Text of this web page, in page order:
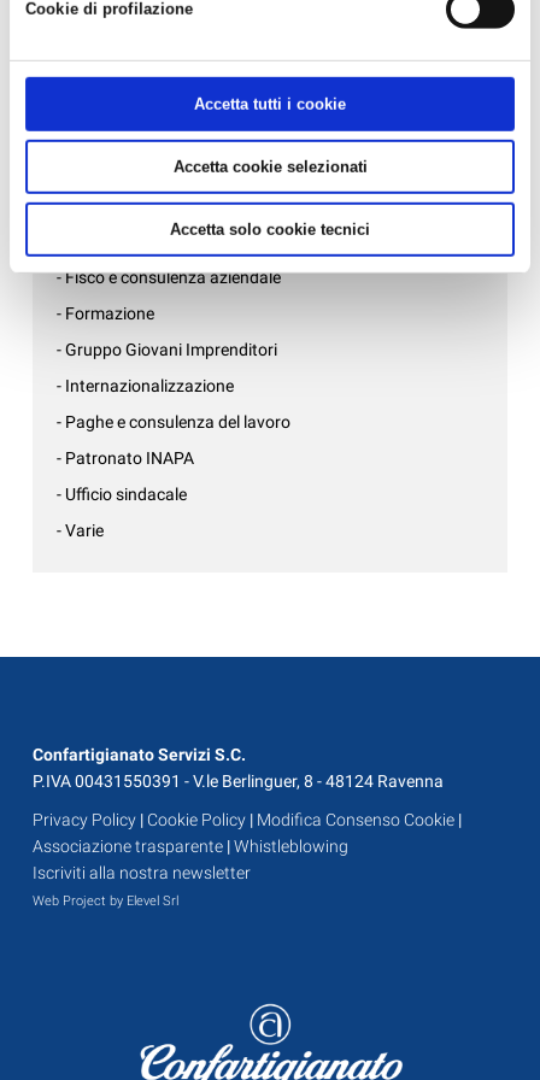
Cookie di profilazione
Accetta tutti i cookie
Accetta cookie selezionati
Accetta solo cookie tecnici
News per settore
- Affari generali e inizio attività
- Ambiente, sicurezza e qualità
- Associazioni di mestiere
- Confartigianato Donne Impresa
- Credito, bandi e incentivi
- Fisco e consulenza aziendale
- Formazione
- Gruppo Giovani Imprenditori
- Internazionalizzazione
- Paghe e consulenza del lavoro
- Patronato INAPA
- Ufficio sindacale
- Varie
Confartigianato Servizi S.C.
P.IVA 00431550391 - V.le Berlinguer, 8 - 48124 Ravenna
Privacy Policy |Cookie Policy | Modifica Consenso Cookie |
Associazione trasparente |Whistleblowing
Iscriviti alla nostra newsletter
Web Project by Elevel Srl